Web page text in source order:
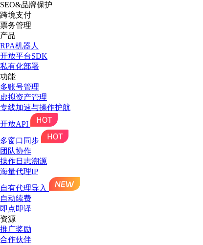
SEO&品牌保护
跨境支付
票务管理
产品
RPA机器人
开放平台SDK
私有化部署
功能
多账号管理
虚拟资产管理
专线加速与操作护航
开放API
多窗口同步
团队协作
操作日志溯源
海量代理IP
自有代理导入
自动续费
即点即译
资源
推广奖励
合作伙伴